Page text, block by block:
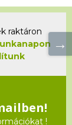
raktáron
!